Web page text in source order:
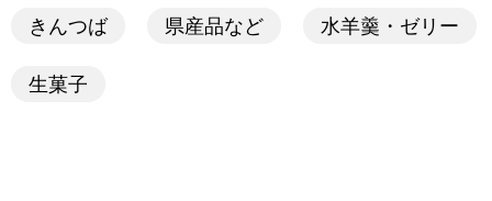
きんつば 県産品など 水羊羹・ゼリー
生菓子